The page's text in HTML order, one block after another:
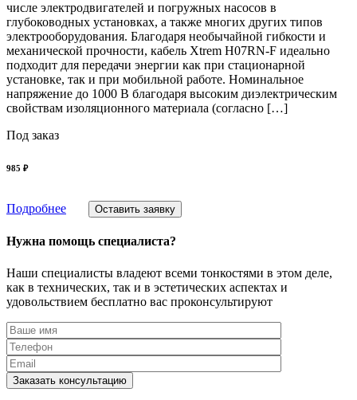
числе электродвигателей и погружных насосов в
глубоководных установках, а также многих других типов
электрооборудования. Благодаря необычайной гибкости и
механической прочности, кабель Xtrem H07RN-F идеально
подходит для передачи энергии как при стационарной
установке, так и при мобильной работе. Номинальное
напряжение до 1000 В благодаря высоким диэлектрическим
свойствам изоляционного материала (согласно […]
Под заказ
985 ₽
Подробнее Оставить заявку
Нужна помощь специалиста?
Наши специалисты владеют всеми тонкостями в этом деле,
как в технических, так и в эстетических аспектах и
удовольствием бесплатно вас проконсультируют
Заказать консультацию